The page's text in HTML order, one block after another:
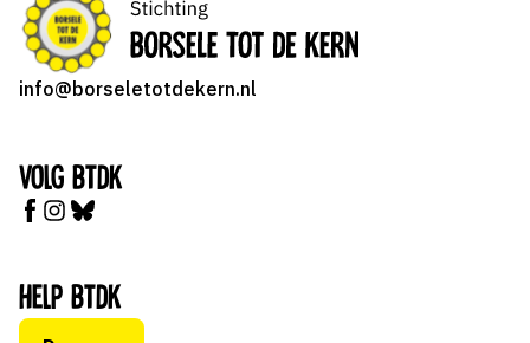
info@borseletotdekern.nl
Volg BTDK
Help BTDK